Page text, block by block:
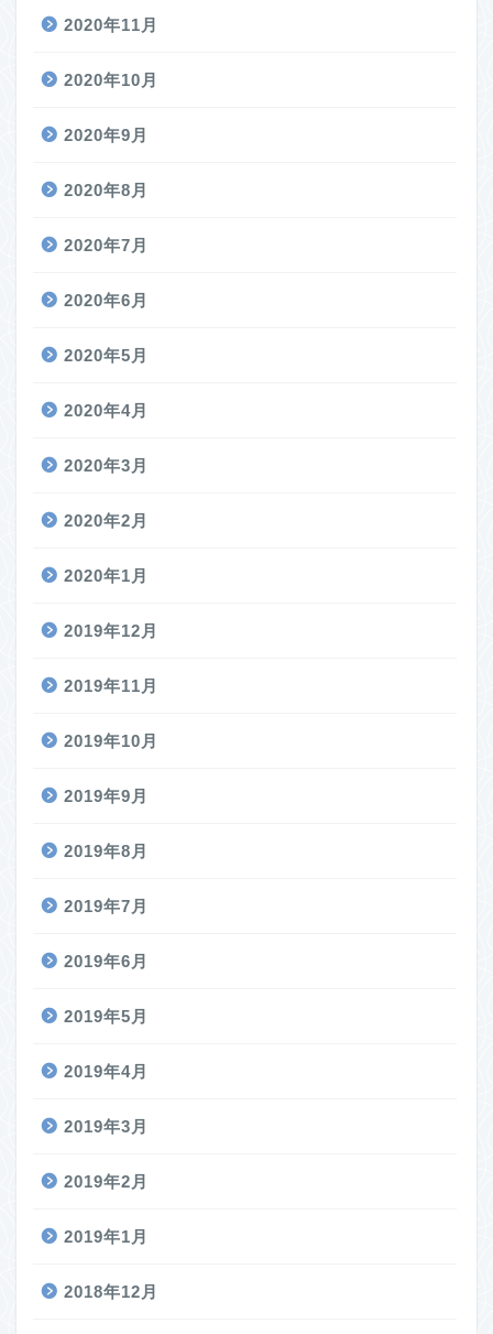
2020年11月
2020年10月
2020年9月
2020年8月
2020年7月
2020年6月
2020年5月
2020年4月
2020年3月
2020年2月
2020年1月
2019年12月
2019年11月
2019年10月
2019年9月
2019年8月
2019年7月
2019年6月
2019年5月
2019年4月
2019年3月
2019年2月
2019年1月
2018年12月